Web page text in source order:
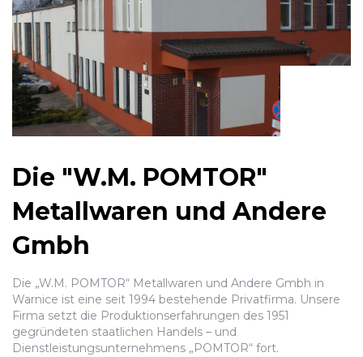
Die "W.M. POMTOR"
Metallwaren und Andere
Gmbh
Die „W.M. POMTOR“ Metallwaren und Andere Gmbh in
Warnice ist eine seit 1994 bestehende Privatfirma. Unsere
Firma setzt die Produktionserfahrungen des 1951
gegründeten staatlichen Handels – und
Dienstleistungsunternehmens „POMTOR“ fort.